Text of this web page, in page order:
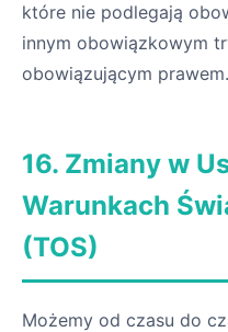
które nie podlegają
innym obowiązkowym
obowiązującym prawem.
16. Zmiany w
Warunkach
(TOS)
Możemy od czasu do